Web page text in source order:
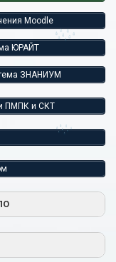
Moodle
ЮРАЙТ
ЗНАНИУМ
ПМПК и СКТ
г. № 1824